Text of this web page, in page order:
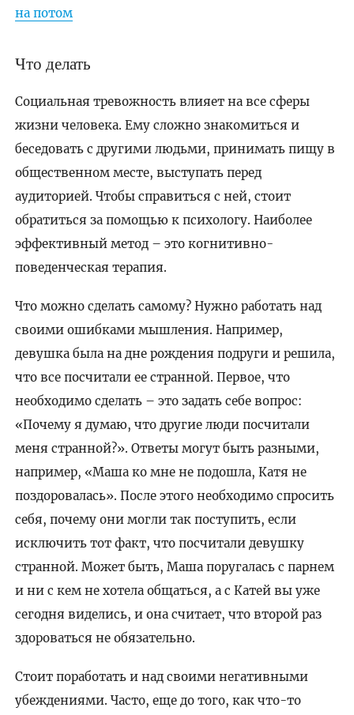
на потом
Что делать
Социальная тревожность влияет на все сферы
жизни человека. Ему сложно знакомиться и
беседовать с другими людьми, принимать пищу в
общественном месте, выступать перед
аудиторией. Чтобы справиться с ней, стоит
обратиться за помощью к психологу. Наиболее
эффективный метод – это когнитивно-
поведенческая терапия.
Что можно сделать самому? Нужно работать над
своими ошибками мышления. Например,
девушка была на дне рождения подруги и решила,
что все посчитали ее странной. Первое, что
необходимо сделать – это задать себе вопрос:
«Почему я думаю, что другие люди посчитали
меня странной?». Ответы могут быть разными,
например, «Маша ко мне не подошла, Катя не
поздоровалась». После этого необходимо спросить
себя, почему они могли так поступить, если
исключить тот факт, что посчитали девушку
странной. Может быть, Маша поругалась с парнем
и ни с кем не хотела общаться, а с Катей вы уже
сегодня виделись, и она считает, что второй раз
здороваться не обязательно.
Стоит поработать и над своими негативными
убеждениями. Часто, еще до того, как что-то